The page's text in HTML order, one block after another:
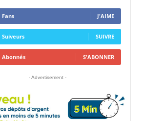
Fans J'AIME
Suiveurs SUIVRE
Abonnés S'ABONNER
- Advertisement -